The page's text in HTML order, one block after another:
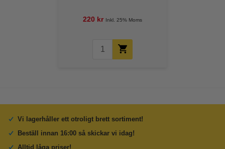
220 kr Inkl. 25% Moms
Vi lagerhåller ett otroligt brett sortiment!
Beställ innan 16:00 så skickar vi idag!
Alltid låga priser!